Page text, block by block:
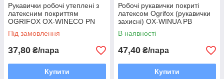
Рукавички робочі утеплені з
латексним покриттям
OGRIFOX OX-WINECO PN
Під замовлення
37,80 ₴/пара
Купити
Робочі рукавички покриті
латексом Ogrifox (рукавички
захисні) OX-WINUA PB
В наявності
47,40 ₴/пара
Купити